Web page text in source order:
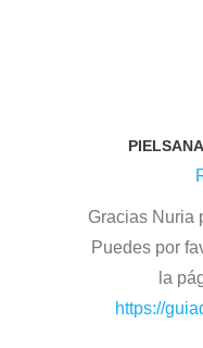
PIELSANA
Gracias Nuria
Puedes por
la
https://